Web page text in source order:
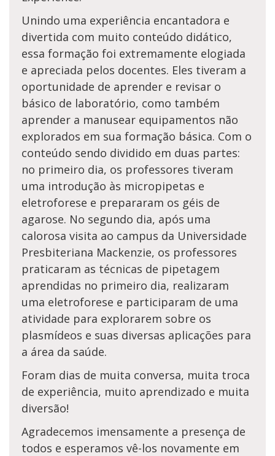
Unindo uma experiência encantadora e
divertida com muito conteúdo didático,
essa formação foi extremamente elogiada
e apreciada pelos docentes. Eles tiveram a
oportunidade de aprender e revisar o
básico de laboratório, como também
aprender a manusear equipamentos não
explorados em sua formação básica. Com o
conteúdo sendo dividido em duas partes:
no primeiro dia, os professores tiveram
uma introdução às micropipetas e
eletroforese e prepararam os géis de
agarose. No segundo dia, após uma
calorosa visita ao campus da Universidade
Presbiteriana Mackenzie, os professores
praticaram as técnicas de pipetagem
aprendidas no primeiro dia, realizaram
uma eletroforese e participaram de uma
atividade para explorarem sobre os
plasmídeos e suas diversas aplicações para
a área da saúde.
Foram dias de muita conversa, muita troca
de experiência, muito aprendizado e muita
diversão!
Agradecemos imensamente a presença de
todos e esperamos vê-los novamente em